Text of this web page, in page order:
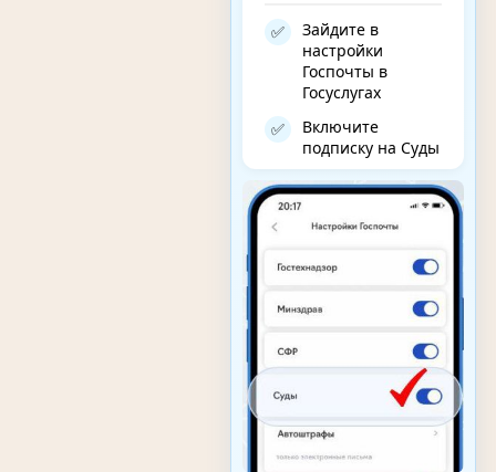
✅
Зайдите в
настройки
Госпочты в
Госуслугах
✅
Включите
подписку на Суды